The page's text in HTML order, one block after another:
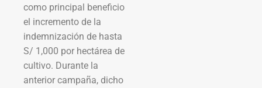
como principal beneficio
el incremento de la
indemnización de hasta
S/ 1,000 por hectárea de
cultivo. Durante la
anterior campaña, dicho